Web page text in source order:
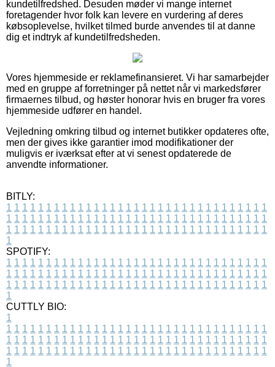
kundetilfredshed. Desuden møder vi mange internet
foretagender hvor folk kan levere en vurdering af deres
købsoplevelse, hvilket tilmed burde anvendes til at danne
dig et indtryk af kundetilfredsheden.
Vores hjemmeside er reklamefinansieret. Vi har samarbejder
med en gruppe af forretninger på nettet når vi markedsfører
firmaernes tilbud, og høster honorar hvis en bruger fra vores
hjemmeside udfører en handel.
Vejledning omkring tilbud og internet butikker opdateres ofte,
men der gives ikke garantier imod modifikationer der
muligvis er iværksat efter at vi senest opdaterede de
anvendte informationer.
BITLY:
1 1 1 1 1 1 1 1 1 1 1 1 1 1 1 1 1 1 1 1 1 1 1 1 1 1 1 1 1 1 1 1 1
1 1 1 1 1 1 1 1 1 1 1 1 1 1 1 1 1 1 1 1 1 1 1 1 1 1 1 1 1 1 1 1 1
1 1 1 1 1 1 1 1 1 1 1 1 1 1 1 1 1 1 1 1 1 1 1 1 1 1 1 1 1 1 1 1 1
1
SPOTIFY:
1 1 1 1 1 1 1 1 1 1 1 1 1 1 1 1 1 1 1 1 1 1 1 1 1 1 1 1 1 1 1 1 1
1 1 1 1 1 1 1 1 1 1 1 1 1 1 1 1 1 1 1 1 1 1 1 1 1 1 1 1 1 1 1 1 1
1 1 1 1 1 1 1 1 1 1 1 1 1 1 1 1 1 1 1 1 1 1 1 1 1 1 1 1 1 1 1 1 1
1
CUTTLY BIO:
1
1 1 1 1 1 1 1 1 1 1 1 1 1 1 1 1 1 1 1 1 1 1 1 1 1 1 1 1 1 1 1 1 1
1 1 1 1 1 1 1 1 1 1 1 1 1 1 1 1 1 1 1 1 1 1 1 1 1 1 1 1 1 1 1 1 1
1 1 1 1 1 1 1 1 1 1 1 1 1 1 1 1 1 1 1 1 1 1 1 1 1 1 1 1 1 1 1 1 1
1